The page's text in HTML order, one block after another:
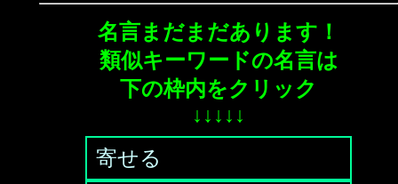
名言まだまだあります！
類似キーワードの名言は
下の枠内をクリック
↓↓↓↓↓
寄せる